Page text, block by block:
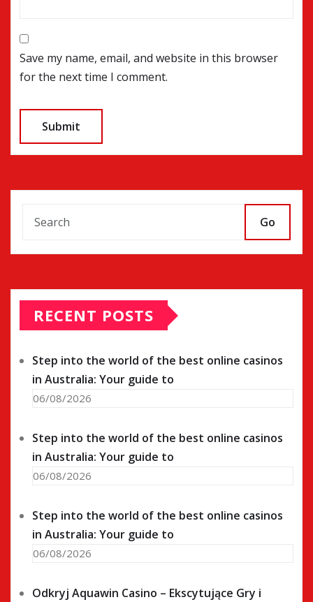
Save my name, email, and website in this browser
for the next time I comment.
Go
RECENT POSTS
Step into the world of the best online casinos
in Australia: Your guide to
06/08/2026
Step into the world of the best online casinos
in Australia: Your guide to
06/08/2026
Step into the world of the best online casinos
in Australia: Your guide to
06/08/2026
Odkryj Aquawin Casino – Ekscytujące Gry i